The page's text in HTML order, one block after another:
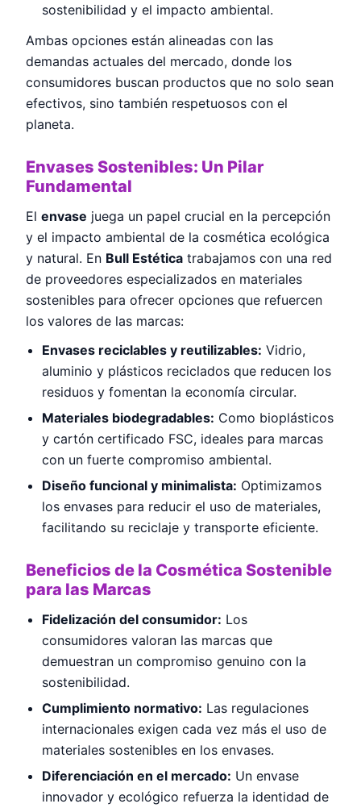
sostenibilidad y el impacto ambiental.
Ambas opciones están alineadas con las
demandas actuales del mercado, donde los
consumidores buscan productos que no solo sean
efectivos, sino también respetuosos con el
planeta.
Envases Sostenibles: Un Pilar
Fundamental
El envase juega un papel crucial en la percepción
y el impacto ambiental de la cosmética ecológica
y natural. En Bull Estética trabajamos con una red
de proveedores especializados en materiales
sostenibles para ofrecer opciones que refuercen
los valores de las marcas:
Envases reciclables y reutilizables: Vidrio,
aluminio y plásticos reciclados que reducen los
residuos y fomentan la economía circular.
Materiales biodegradables: Como bioplásticos
y cartón certificado FSC, ideales para marcas
con un fuerte compromiso ambiental.
Diseño funcional y minimalista: Optimizamos
los envases para reducir el uso de materiales,
facilitando su reciclaje y transporte eficiente.
Beneficios de la Cosmética Sostenible
para las Marcas
Fidelización del consumidor: Los
consumidores valoran las marcas que
demuestran un compromiso genuino con la
sostenibilidad.
Cumplimiento normativo: Las regulaciones
internacionales exigen cada vez más el uso de
materiales sostenibles en los envases.
Diferenciación en el mercado: Un envase
innovador y ecológico refuerza la identidad de